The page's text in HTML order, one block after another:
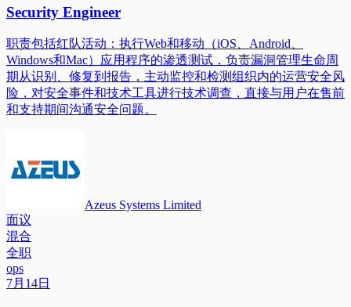
Security Engineer
职责包括红队活动：执行Web和移动（iOS、Android、
Windows和Mac）应用程序的渗透测试，负责漏洞管理生命周
期从识别、修复到报告，主动监控和检测组织内的运营安全风
险，对安全事件和技术工具进行技术调查，直接与用户在售前
和支持期间沟通安全问题。
Azeus Systems Limited
面议
混合
全职
ops
7月14日